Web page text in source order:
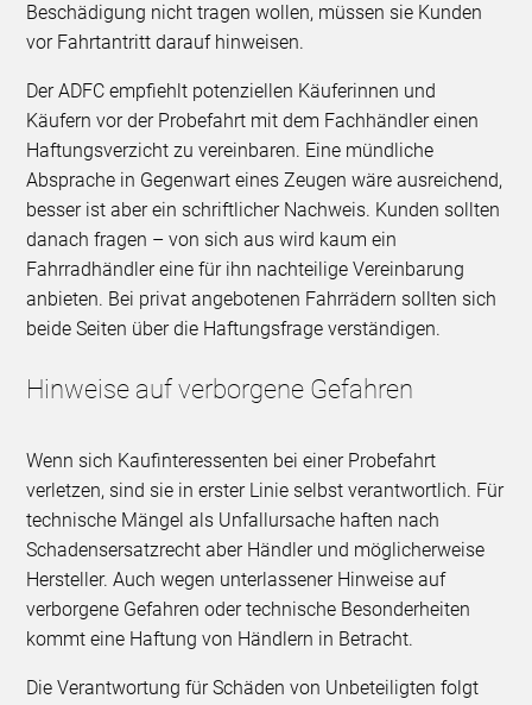
Beschädigung nicht tragen wollen, müssen sie Kunden
vor Fahrtantritt darauf hinweisen.
Der ADFC empfiehlt potenziellen Käuferinnen und
Käufern vor der Probefahrt mit dem Fachhändler einen
Haftungsverzicht zu vereinbaren. Eine mündliche
Absprache in Gegenwart eines Zeugen wäre ausreichend,
besser ist aber ein schriftlicher Nachweis. Kunden sollten
danach fragen – von sich aus wird kaum ein
Fahrradhändler eine für ihn nachteilige Vereinbarung
anbieten. Bei privat angebotenen Fahrrädern sollten sich
beide Seiten über die Haftungsfrage verständigen.
Hinweise auf verborgene Gefahren
Wenn sich Kaufinteressenten bei einer Probefahrt
verletzen, sind sie in erster Linie selbst verantwortlich. Für
technische Mängel als Unfallursache haften nach
Schadensersatzrecht aber Händler und möglicherweise
Hersteller. Auch wegen unterlassener Hinweise auf
verborgene Gefahren oder technische Besonderheiten
kommt eine Haftung von Händlern in Betracht.
Die Verantwortung für Schäden von Unbeteiligten folgt